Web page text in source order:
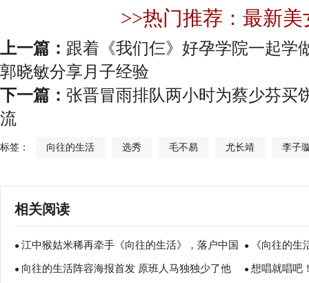
>>热门推荐：最新美
上一篇： 跟着《我们仨》好孕学院一起学
郭晓敏分享月子经验
下一篇： 张晋冒雨排队两小时为蔡少芬买
流
标签： 向往的生活 选秀 毛不易 尤长靖 李子
相关阅读
● 江中猴姑米稀再牵手《向往的生活》，落户中国
最美县城桐庐
● 《向往的
众人喝彩
● 向往的生活阵容海报首发 原班人马独独少了他 ● 想唱就唱吧